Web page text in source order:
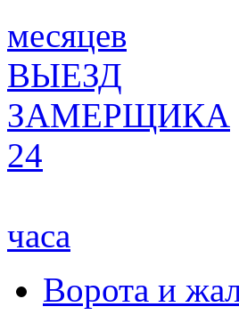
месяцев
ВЫЕЗД
ЗАМЕРЩИКА
24
часа
Ворота и